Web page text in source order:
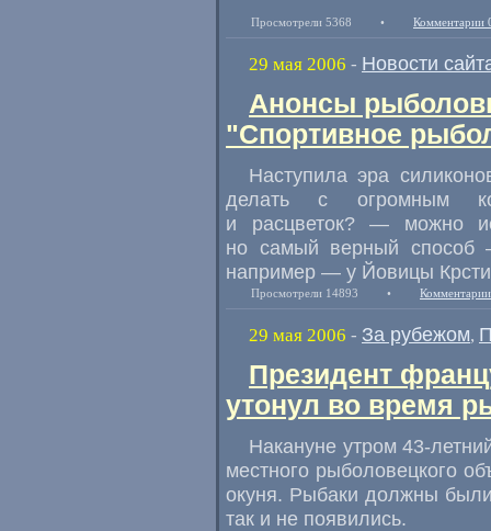
Просмотрели 5368 • Комментарии
29 мая 2006 - Новости
Анонсы
"Спортивное
Наступила эра
делать с огромным
и расцветок? — можно
но самый верный способ
например — у Йовицы
Просмотрели 14893 •
29 мая 2006 - За рубежом,
Президент
утонул во время
Накануне утром 43-
местного рыболовецкого
окуня. Рыбаки должны
так и не появились.